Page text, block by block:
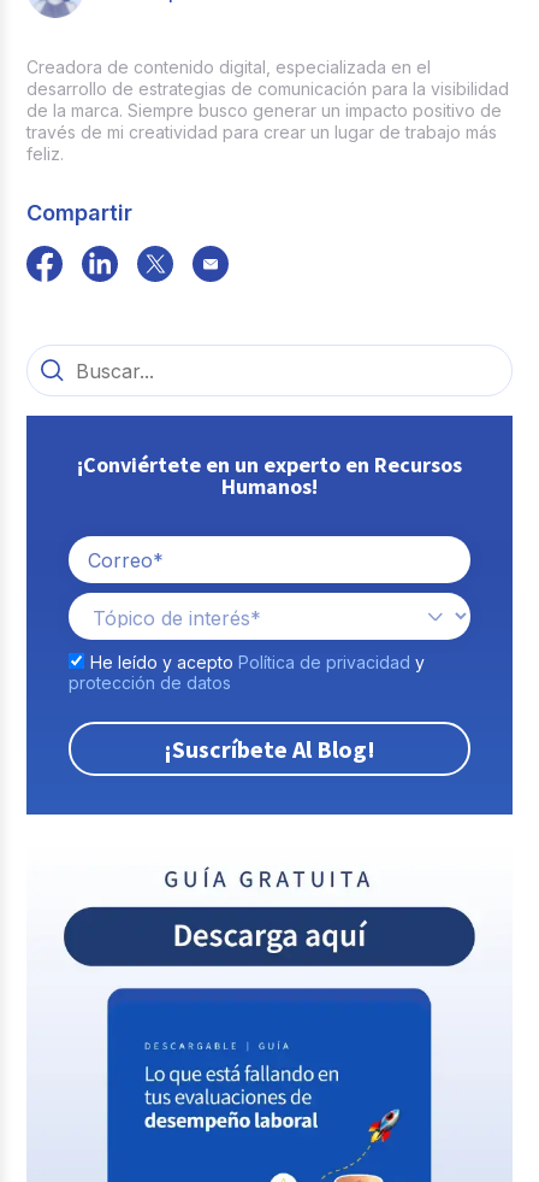
Creadora de contenido digital, especializada en el
desarrollo de estrategias de comunicación para la visibilidad
de la marca. Siempre busco generar un impacto positivo de
través de mi creatividad para crear un lugar de trabajo más
feliz.
Compartir
¡Conviértete en un experto en Recursos
Humanos!
He leído y acepto Política de privacidad y
protección de datos